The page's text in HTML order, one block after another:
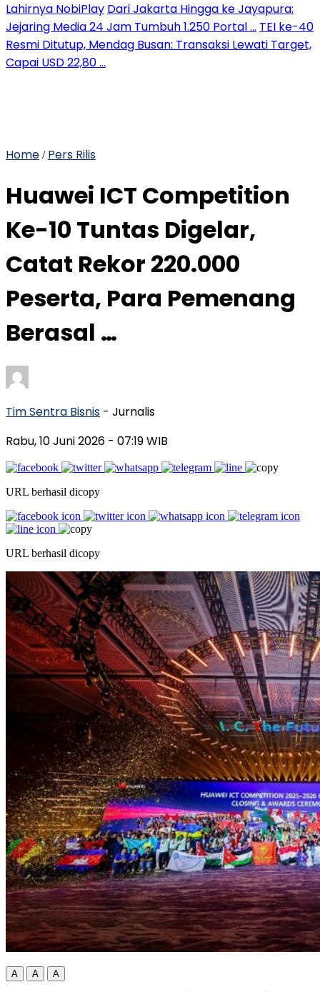
Lahirnya NobiPlay Dari Jakarta Hingga ke Jayapura:
Jejaring Media 24 Jam Tumbuh 1.250 Portal … TEI ke-40
Resmi Ditutup, Mendag Busan: Transaksi Lewati Target,
Capai USD 22,80 …
Home / Pers Rilis
Huawei ICT Competition
Ke-10 Tuntas Digelar,
Catat Rekor 220.000
Peserta, Para Pemenang
Berasal …
Tim Sentra Bisnis - Jurnalis
Rabu, 10 Juni 2026 - 07:19 WIB
URL berhasil dicopy
URL berhasil dicopy
A A A